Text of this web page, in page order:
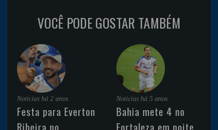
VOCÊ PODE GOSTAR TAMBÉM
Noticias há 2 anos
Festa para Everton
Ribeira no
Noticias há 5 anos
Bahia mete 4 no
Fortaleza em noite